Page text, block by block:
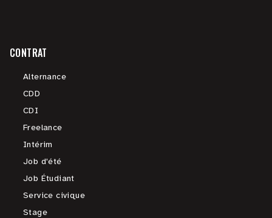
CONTRAT
Alternance
CDD
CDI
Freelance
Intérim
Job d'été
Job Étudiant
Service civique
Stage